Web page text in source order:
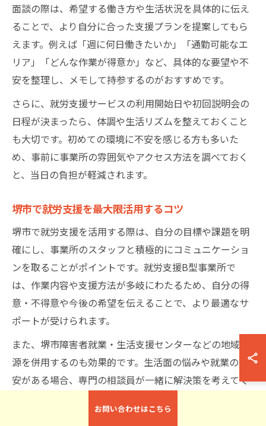
面談の際は、希望する働き方や生活状況を具体的に伝え
ることで、より自分に合った支援プランを提案してもら
えます。例えば「週に何日働きたいか」「通勤可能なエ
リア」「どんな作業が得意か」など、具体的な要望や不
安を整理し、メモして持参するのがおすすめです。
さらに、就労支援サービスの利用開始日や初回説明会の
日程が決まったら、体調や生活リズムを整えておくこと
も大切です。初めての環境に不安を感じる方も多いた
め、事前に事業所の雰囲気やアクセス方法を調べておく
と、当日の負担が軽減されます。
堺市で就労支援を最大限活用するコツ
堺市で就労支援を活用する際は、自分の目標や課題を明
確にし、事業所のスタッフと積極的にコミュニケーショ
ンを取ることがポイントです。就労支援B型事業所で
は、作業内容や支援方法が多岐にわたるため、自分の得
意・不得意や今後の希望を伝えることで、より最適なサ
ポートが受けられます。
また、堺市障害者就業・生活支援センターなどの地域資
源を併用するのも効果的です。生活面の悩みや就業の不
安がある場合、専門の相談員が一緒に解決策を考えてく
の連携を活かすことで、就労継続やステップアップの可
お問い合わせはこちら